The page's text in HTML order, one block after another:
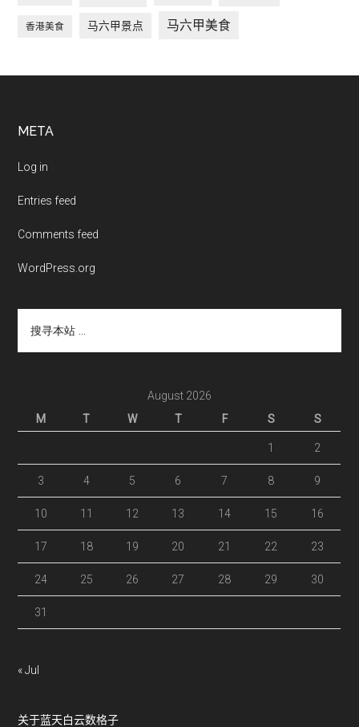
香港美食 马六甲景点 马六甲美食
Footer
META
Log in
Entries feed
Comments feed
WordPress.org
本
August 2026
M
T W T F S S
1 2
3 4 5 6 7 8 9
10 11 12 13 14 15 16
17 18 19 20 21 22 23
24 25 26 27 28 29 30
31
« Jul
关于蓝天白云数格子